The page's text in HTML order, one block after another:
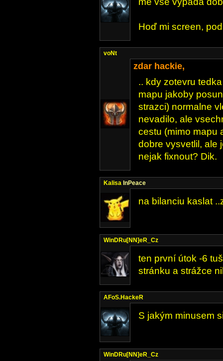
Hoď mi screen,
voNt
zdar hackie,
.. kdy zotevru
mapu jakoby
strazci) normalne
nevadilo, ale
cestu (mimo mapu
dobre vysvetlil, ale
nejak fixnout? Dik.
Kalisa InPeace
na bilanciu kaslat
WinDRu[NN]eR_Cz
ten první útok -6
stránku a strážce
AFoS.HackeR
S jakým minusem
WinDRu[NN]eR_Cz